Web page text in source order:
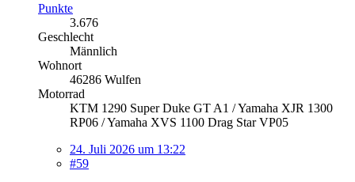
Punkte
3.676
Geschlecht
Männlich
Wohnort
46286 Wulfen
Motorrad
KTM 1290 Super Duke GT A1 / Yamaha XJR 1300
RP06 / Yamaha XVS 1100 Drag Star VP05
24. Juli 2026 um 13:22
#59